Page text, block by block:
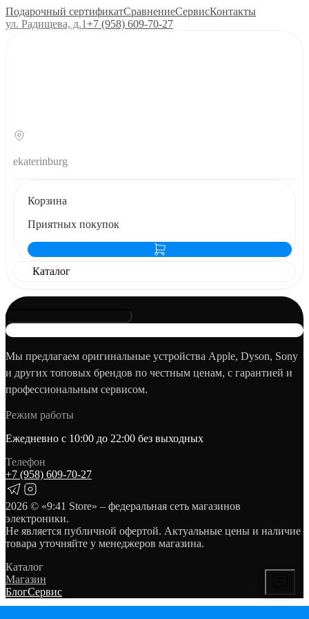
Подарочный сертификатСравнениеСервисКонтакты
ул. Радищева, д.1+7 (958) 609‑70‑27
ekaterinburg
Корзина
Приятных покупок
Каталог
Мы предлагаем оригинальные устройства Apple, Dyson, Sony
и других топовых брендов по честным ценам, с гарантией и
профессиональным сервисом.
Режим работы
Ежедневно с 10:00 до 22:00 без выходных
Телефон
+7 (958) 609‑70‑27
2026 © «9:41 Store» – федеральная сеть магазинов
электроники.
Не является публичной офертой. Актуальные цены и наличие
товара уточняйте у менеджеров магазина.
Каталог
Магазин
БлогСервис